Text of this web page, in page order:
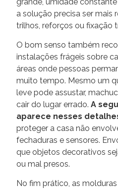
a solução precisa ser mais
trilhos, reforços ou fixação
O bom senso também
instalações frágeis sobre
áreas onde pessoas
muito tempo. Mesmo um
leve pode assustar,
cair do lugar errado. A
aparece nesses
proteger a casa não
fechaduras e sensores.
que objetos decorativos
ou mal presos.
No fim prático, as